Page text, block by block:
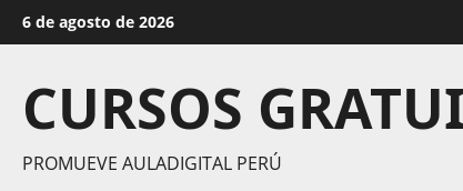
Saltar
al
6 de agosto de 2026
CURSOS
PROMUEVE AULADIGITAL PERÚ